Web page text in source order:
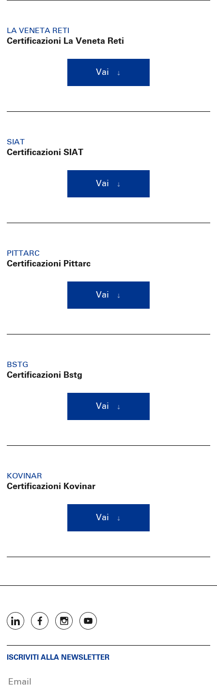
LA VENETA RETI
Certificazioni La Veneta Reti
Vai
SIAT
Certificazioni SIAT
Vai
PITTARC
Certificazioni Pittarc
Vai
BSTG
Certificazioni Bstg
Vai
KOVINAR
Certificazioni Kovinar
Vai
ISCRIVITI ALLA NEWSLETTER